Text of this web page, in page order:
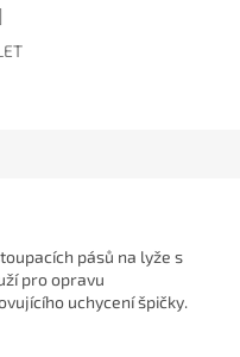
pásů na lyže s
pro opravu
uchycení špičky.